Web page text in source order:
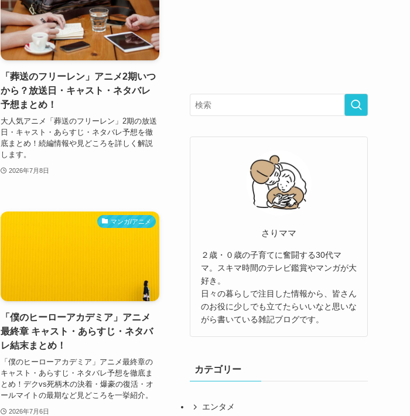
「葬送のフリーレン」アニメ2期いつ
から？放送日・キャスト・ネタバレ
予想まとめ！
大人気アニメ「葬送のフリーレン」2期の放送
日・キャスト・あらすじ・ネタバレ予想を徹
底まとめ！続編情報や見どころを詳しく解説
します。
2026年7月8日
マンガ/アニメ
「僕のヒーローアカデミア」アニメ
最終章 キャスト・あらすじ・ネタバ
レ結末まとめ！
「僕のヒーローアカデミア」アニメ最終章の
キャスト・あらすじ・ネタバレ予想を徹底ま
とめ！デクvs死柄木の決着・爆豪の復活・オ
ールマイトの最期など見どころを一挙紹介。
2026年7月6日
さりママ
２歳・０歳の子育てに奮闘する30代マ
マ。スキマ時間のテレビ鑑賞やマンガが大
好き。
日々の暮らしで注目した情報から、皆さん
のお役に少しでも立てたらいいなと思いな
がら書いている雑記ブログです。
カテゴリー
エンタメ